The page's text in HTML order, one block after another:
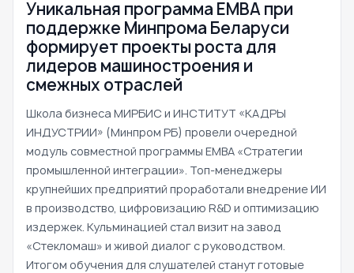
Уникальная программа ЕМВА при
поддержке Минпрома Беларуси
формирует проекты роста для
лидеров машиностроения и
смежных отраслей
Школа бизнеса МИРБИС и ИНСТИТУТ «КАДРЫ
ИНДУСТРИИ» (Минпром РБ) провели очередной
модуль совместной программы EMBA «Стратегии
промышленной интеграции». Топ-менеджеры
крупнейших предприятий проработали внедрение ИИ
в производство, цифровизацию R&D и оптимизацию
издержек. Кульминацией стал визит на завод
«Стекломаш» и живой диалог с руководством.
Итогом обучения для слушателей станут готовые